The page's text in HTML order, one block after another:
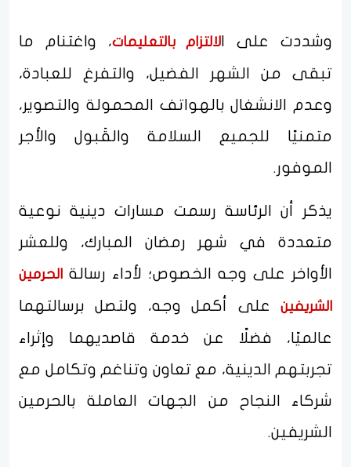
وشددت على الالتزام بالتعليمات، واغتنام ما
تبقى من الشهر الفضيل، والتفرغ للعبادة،
وعدم الانشغال بالهواتف المحمولة والتصوير،
متمنيًا للجميع السلامة والقَبول والأجر
الموفور.
يذكر أن الرئاسة رسمت مسارات دينية نوعية
متعددة في شهر رمضان المبارك، وللعشر
الأواخر على وجه الخصوص؛ لأداء رسالة
الحرمين
الشريفين على أكمل وجه، ولتصل برسالتهما
عالميًا، فضلًا عن خدمة قاصديهما وإثراء
تجربتهم الدينية، مع تعاون وتناغم وتكامل مع
شركاء النجاح من الجهات العاملة بالحرمين
الشريفين.